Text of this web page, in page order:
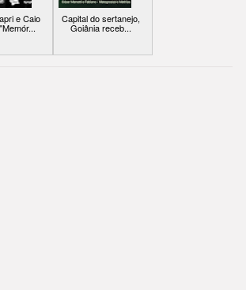
e Caio Capital do sertanejo,
Goiânia receb...